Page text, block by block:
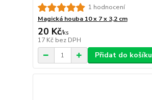
1 hodnocení
Magická houba 10 x 7 x 3,2 cm
20 Kč/ks
17 Kč bez DPH
Přidat do košíku